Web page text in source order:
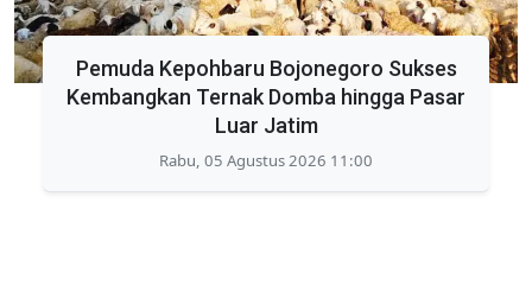
Pemuda Kepohbaru Bojonegoro Sukses
Kembangkan Ternak Domba hingga Pasar
Luar Jatim
Rabu, 05 Agustus 2026 11:00